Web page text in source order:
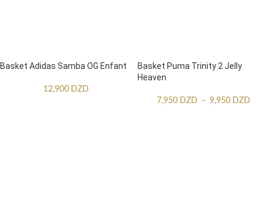
Basket Adidas Samba OG Enfant
12,900 DZD
Basket Puma Trinity 2 Jelly
Heaven
7,950 DZD – 9,950 DZD